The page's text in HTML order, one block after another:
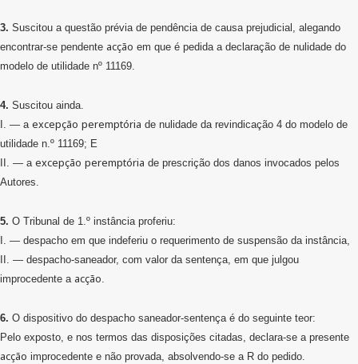
3. Suscitou a questão prévia de pendência de causa prejudicial, alegando
encontrar-se pendente acção em que é pedida a declaração de nulidade do
modelo de utilidade nº 11169.
4. Suscitou ainda.
I. — a excepção peremptória de nulidade da revindicação 4 do modelo de
utilidade n.º 11169; E
II. — a excepção peremptória de prescrição dos danos invocados pelos
Autores.
5. O Tribunal de 1.º instância proferiu:
I. — despacho em que indeferiu o requerimento de suspensão da instância,
II. — despacho-saneador, com valor da sentença, em que julgou
improcedente a acção.
6. O dispositivo do despacho saneador-sentença é do seguinte teor:
Pelo exposto, e nos termos das disposições citadas, declara-se a presente
acção improcedente e não provada, absolvendo-se a R do pedido.